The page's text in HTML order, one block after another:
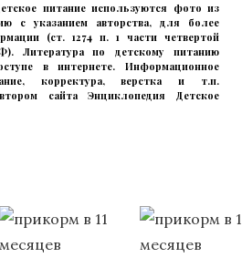
питание используются фото из
с указанием авторства, для более
(ст. 1274 п. 1 части четвертой
Литература по детскому питанию
в интернете. Информационное
корректура, верстка и т.п.
сайта Энциклопедия Детское